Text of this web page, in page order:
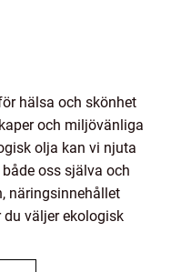
hälsa och skönhet
och miljövänliga
olja kan vi njuta
oss själva och
näringsinnehållet
väljer ekologisk